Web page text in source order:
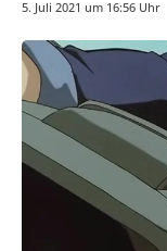
5. Juli 2021 um 16:56 Uhr